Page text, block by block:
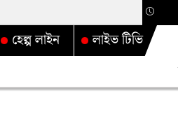
লাইভ টিভি
হেল্প লাইন